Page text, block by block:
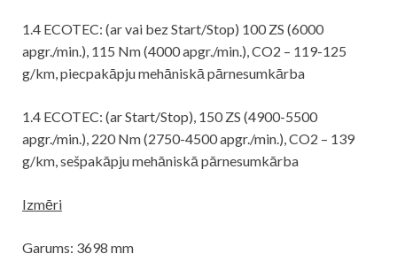
1.4 ECOTEC: (ar vai bez Start/Stop) 100 ZS (6000
apgr./min.), 115 Nm (4000 apgr./min.), CO2 – 119-125
g/km, piecpakāpju mehāniskā pārnesumkārba
1.4 ECOTEC: (ar Start/Stop), 150 ZS (4900-5500
apgr./min.), 220 Nm (2750-4500 apgr./min.), CO2 – 139
g/km, sešpakāpju mehāniskā pārnesumkārba
Izmēri
Garums: 3698 mm